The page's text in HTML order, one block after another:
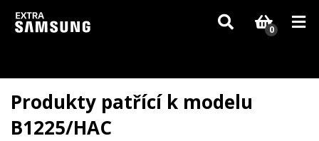
Vzhledem k aktuální situaci se může dodání dílů, které nejsou skladem,
zpozdit. Děkujeme za pochopení.
0
Produkty patřící k modelu
B1225/HAC